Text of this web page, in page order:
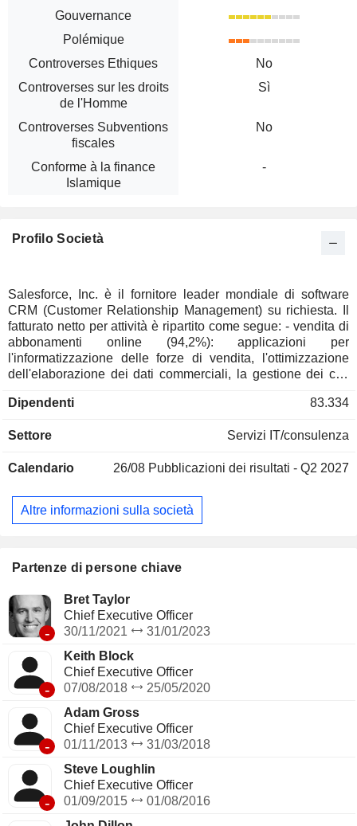
Gouvernance
Polémique
Controverses Ethiques
No
Controverses sur les droits
de l'Homme
Sì
Controverses Subventions
fiscales
No
Conforme à la finance
Islamique
-
Profilo Società
Salesforce, Inc. è il fornitore leader mondiale di software
CRM (Customer Relationship Management) su richiesta. Il
fatturato netto per attività è ripartito come segue: - vendita di
abbonamenti online (94,2%): applicazioni per
l'informatizzazione delle forze di vendita, l'ottimizzazione
dell'elaborazione dei dati commerciali, la gestione dei call
professionali (5,8%): servizi di consulenza, implementazione
come segue: Americhe (66,3%), Europa (23,5%) e
Dipendenti 83.334
Settore Servizi IT/consulenza
Calendario 26/08 Pubblicazioni dei risultati - Q2 2027
Altre informazioni sulla società
Partenze di persone chiave
-
Bret Taylor
Chief Executive Officer
30/11/2021
31/01/2023
-
Keith Block
Chief Executive Officer
07/08/2018
25/05/2020
-
Adam Gross
Chief Executive Officer
01/11/2013
31/03/2018
-
Steve Loughlin
Chief Executive Officer
01/09/2015
01/08/2016